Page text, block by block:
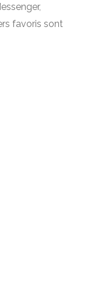
favoris sont